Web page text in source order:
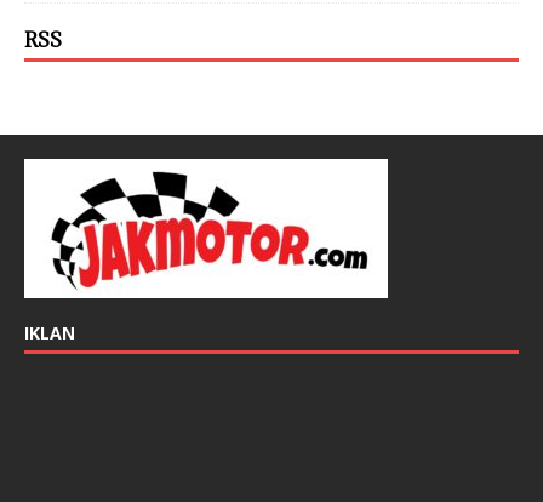
RSS
IKLAN